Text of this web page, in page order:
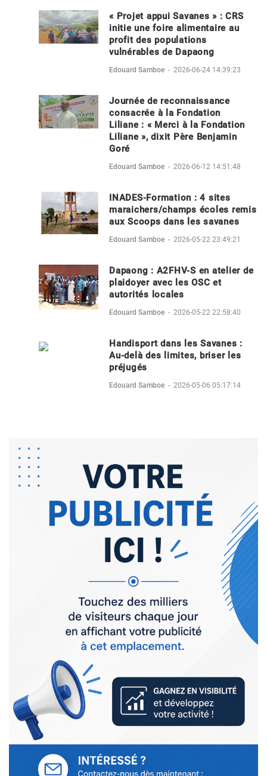
« Projet appui Savanes » : CRS
initie une foire alimentaire au
profit des populations
vulnérables de Dapaong
Edouard Samboe - 2026-06-24 14:39:23
Journée de reconnaissance
consacrée à la Fondation
Liliane : « Merci à la Fondation
Liliane », dixit Père Benjamin
Goré
Edouard Samboe - 2026-06-12 14:51:48
INADES-Formation : 4 sites
maraichers/champs écoles remis
aux Scoops dans les savanes
Edouard Samboe - 2026-05-22 23:49:21
Dapaong : A2FHV-S en atelier de
plaidoyer avec les OSC et
autorités locales
Edouard Samboe - 2026-05-22 22:58:40
Handisport dans les Savanes :
Au-delà des limites, briser les
préjugés
Edouard Samboe - 2026-05-06 05:17:14